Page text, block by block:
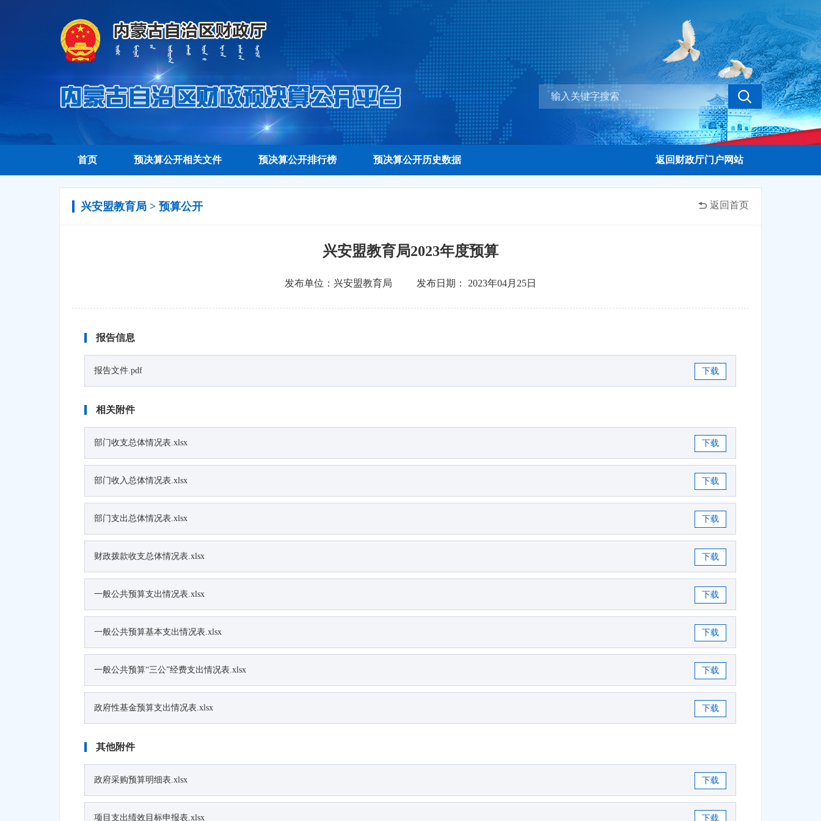
首页 预决算公开相关文件 预决算公开排行榜 预决算公开历史数据 返回财政厅门户网站
兴安盟教育局 > 预算公开 返回首页
兴安盟教育局2023年度预算
发布单位： 兴安盟教育局 发布日期： 2023年04月25日
报告信息
报告文件.pdf 下载
相关附件
部门收支总体情况表.xlsx 下载
部门收入总体情况表.xlsx 下载
部门支出总体情况表.xlsx 下载
财政拨款收支总体情况表.xlsx 下载
一般公共预算支出情况表.xlsx 下载
一般公共预算基本支出情况表.xlsx 下载
一般公共预算“三公”经费支出情况表.xlsx 下载
政府性基金预算支出情况表.xlsx 下载
其他附件
政府采购预算明细表.xlsx 下载
项目支出绩效目标申报表.xlsx 下载